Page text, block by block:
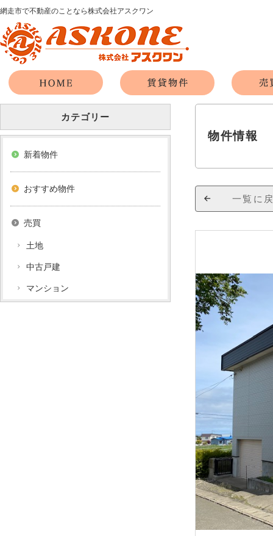
網走市で不動産のことなら株式会社アスクワン
物件情報
一覧に
カテゴリー
新着物件
おすすめ物件
売買
土地
中古戸建
マンション